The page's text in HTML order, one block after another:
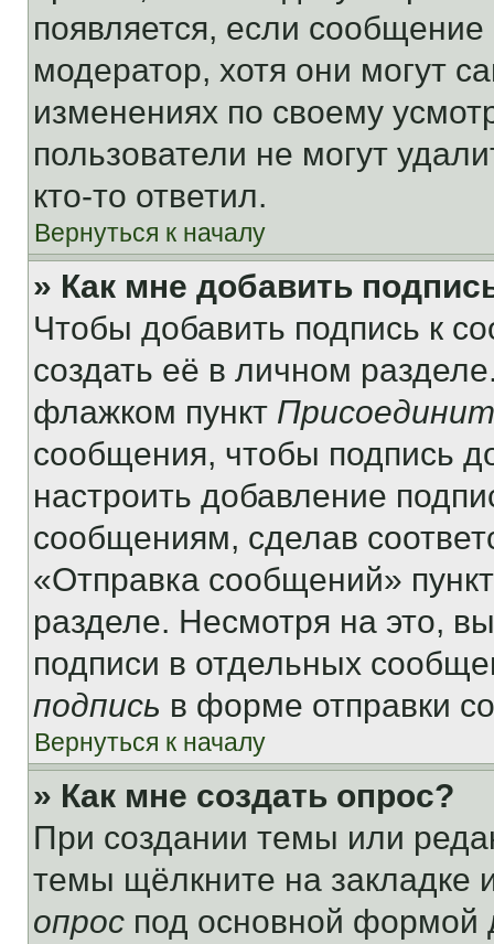
появляется, если
модератор, хотя они могут
изменениях по своему
пользователи не могут
кто-то ответил.
Вернуться к началу
» Как мне добавить
Чтобы добавить подпись к
создать её в личном
флажком пункт
сообщения, чтобы подпись
настроить добавление
сообщениям, сделав
«Отправка сообщений»
разделе. Несмотря на это,
подписи в отдельных
подпись в форме отправки
Вернуться к началу
» Как мне создать опрос?
При создании темы или
темы щёлкните на
опрос под основной формой